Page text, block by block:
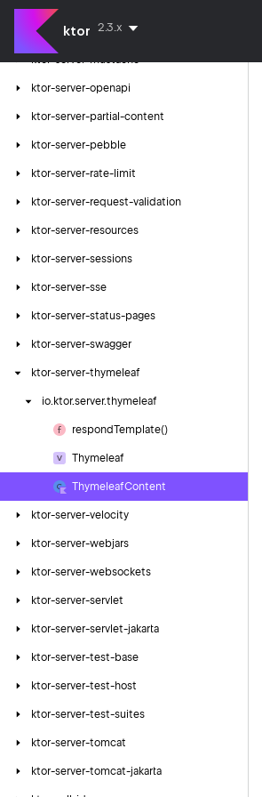
ktor 2.3.x
ktor-server-metrics-micrometer
ktor-server-mustache
ktor-server-openapi
ktor-server-partial-content
ktor-server-pebble
ktor-server-rate-limit
ktor-server-request-validation
ktor-server-resources
ktor-server-sessions
ktor-server-sse
ktor-server-status-pages
ktor-server-swagger
ktor-server-thymeleaf
io. ktor.server.thymeleaf
respondTemplate()
Thymeleaf
ThymeleafContent
ktor-server-velocity
ktor-server-webjars
ktor-server-websockets
ktor-server-servlet
ktor-server-servlet-jakarta
ktor-server-test-base
ktor-server-test-host
ktor-server-test-suites
ktor-server-tomcat
ktor-server-tomcat-jakarta